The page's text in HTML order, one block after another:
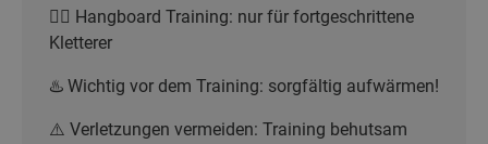
🧗‍♂️ Hangboard Training: nur für fortgeschrittene
Kletterer
♨️ Wichtig vor dem Training: sorgfältig aufwärmen!
⚠️ Verletzungen vermeiden: Training behutsam